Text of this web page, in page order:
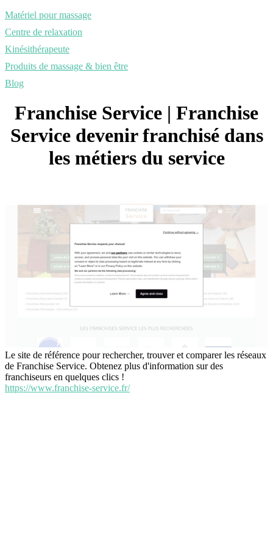
Matériel pour massage
Centre de relaxation
Kinésithérapeute
Produits de massage & bien être
Blog
Franchise Service | Franchise
Service devenir franchisé dans
les métiers du service
Le site de référence pour rechercher, trouver et comparer les réseaux
de Franchise Service. Obtenez plus d'information sur des
franchiseurs en quelques clics !
https://www.franchise-service.fr/